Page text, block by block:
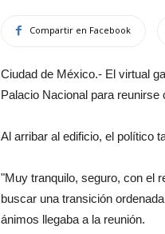
Compartir en Facebook
Ciudad de México.- El virtual
Palacio Nacional para
Al arribar al edificio, el político
"Muy tranquilo, seguro, con el
buscar una transición
ánimos llegaba a la reunión.